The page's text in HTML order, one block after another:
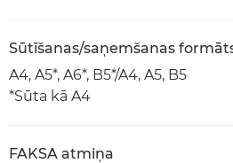
Sūtīšanas/saņemšanas
A4, A5*, A6*, B5*/A4, A5, B5
*Sūta kā A4
FAKSA atmiņa